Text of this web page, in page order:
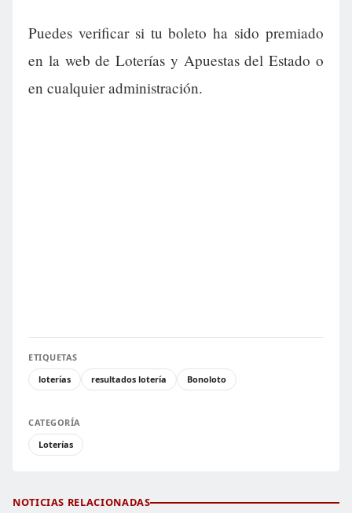
Puedes verificar si tu boleto ha sido premiado
en la web de Loterías y Apuestas del Estado o
en cualquier administración.
ETIQUETAS
loterías
resultados lotería Bonoloto
CATEGORÍA
Loterías
NOTICIAS RELACIONADAS